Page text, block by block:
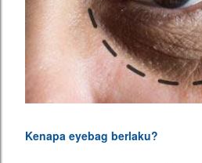
Kenapa eyebag berlaku?